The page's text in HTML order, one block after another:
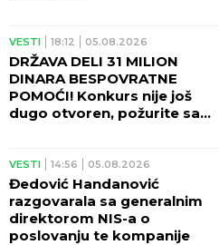
VESTI 18:12 05.08.2026
DRŽAVA DELI 31 MILION
DINARA BESPOVRATNE
POMOĆI! Konkurs nije još
dugo otvoren, požurite sa
VESTI 14:56 05.08.2026
Đedović Handanović
razgovarala sa generalnim
direktorom NIS-a o
poslovanju te kompanije